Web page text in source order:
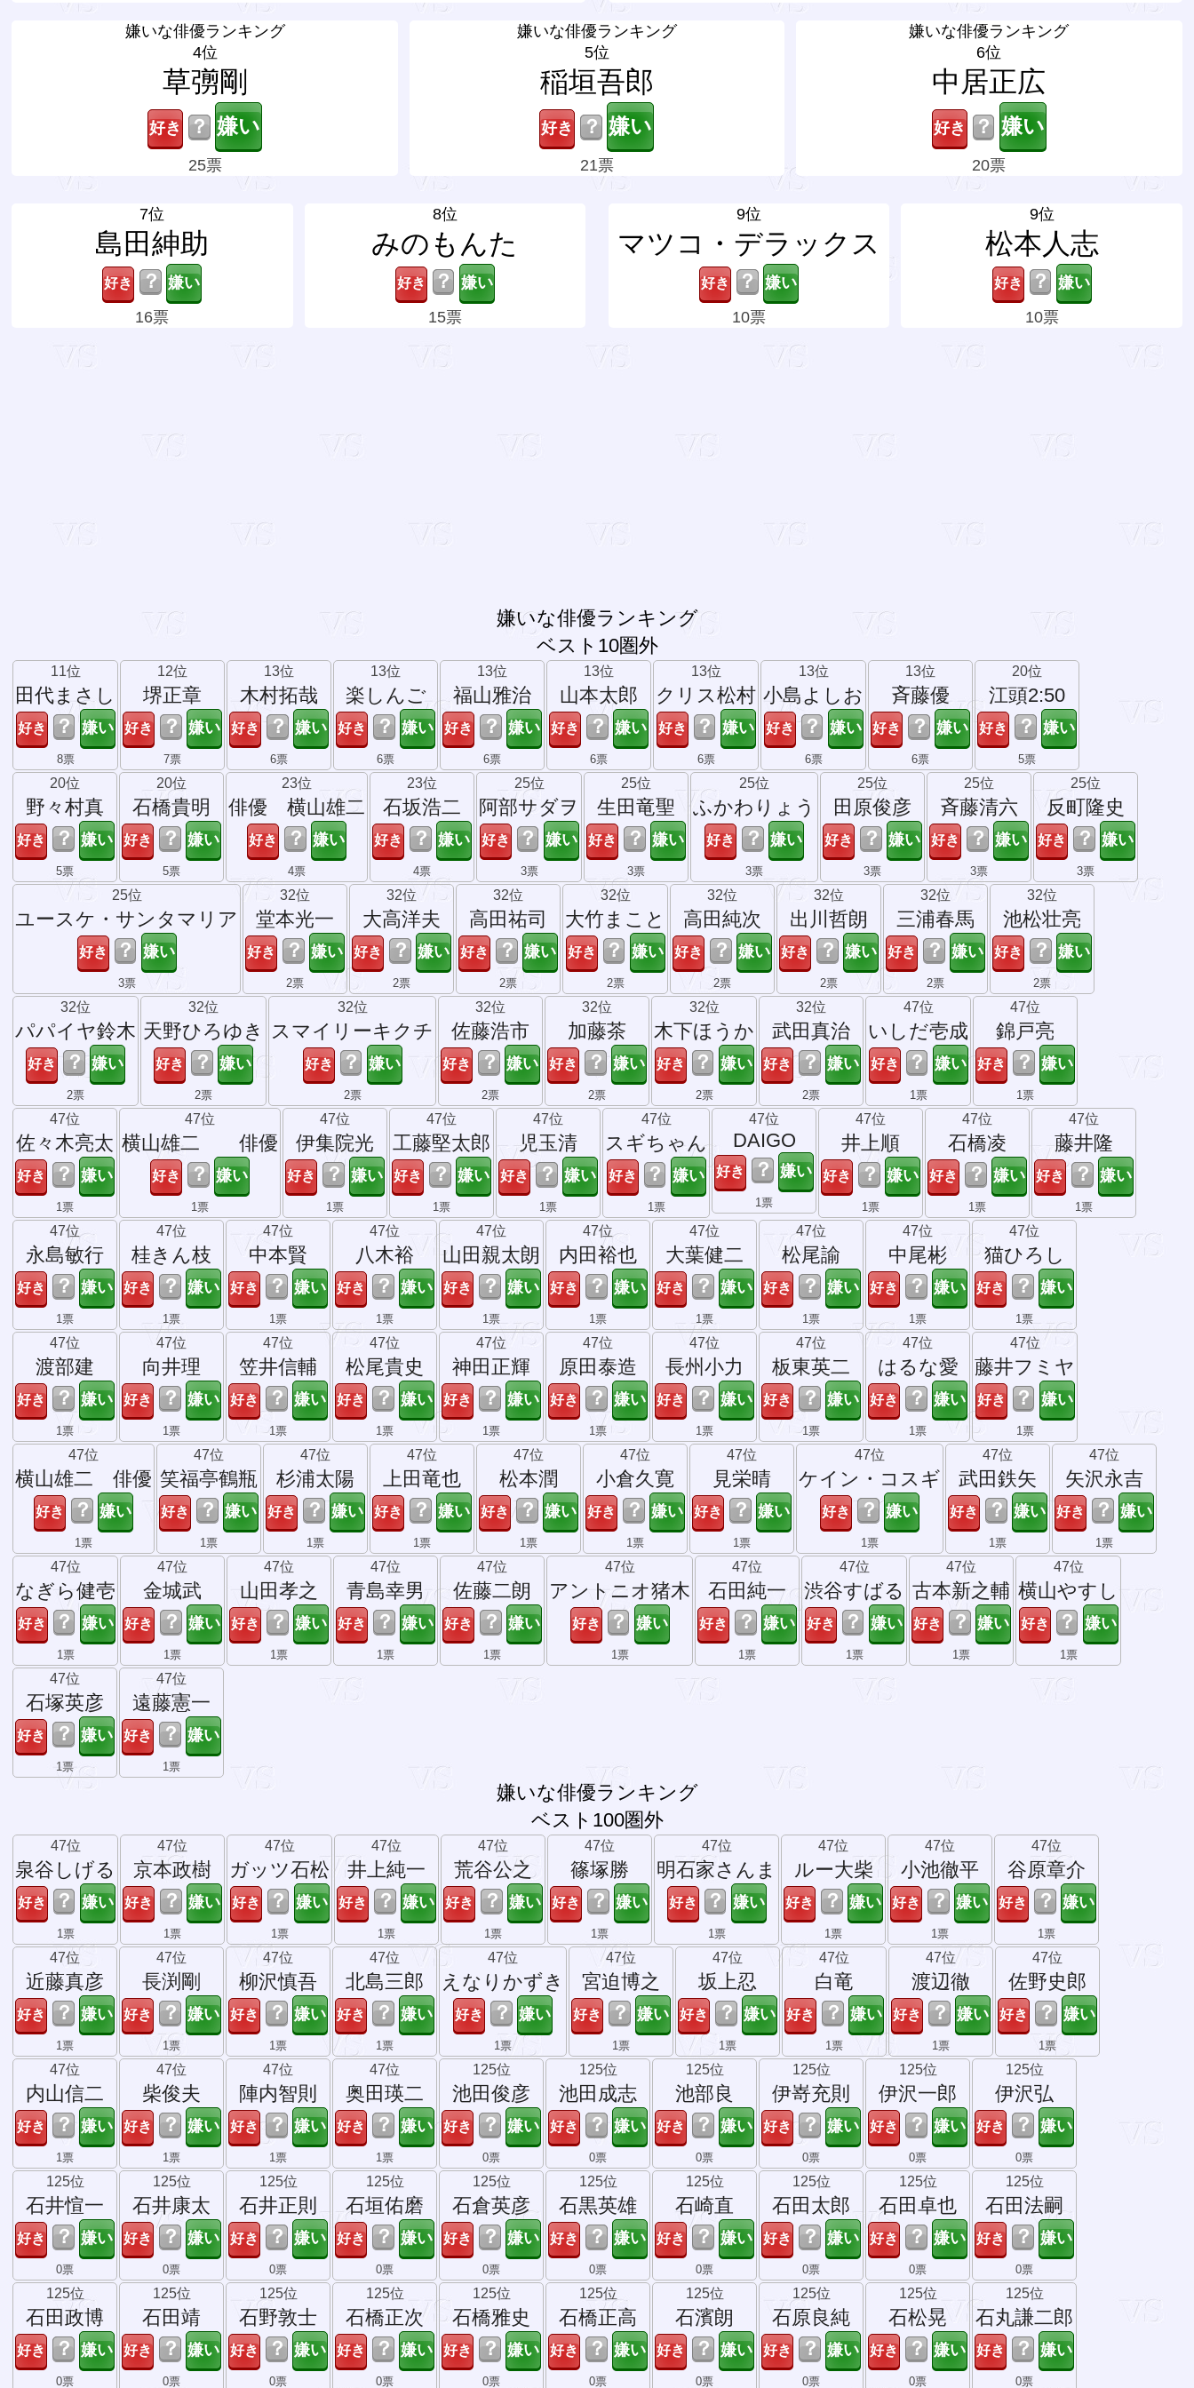
嫌いな俳優ランキング
4位
草彅剛
？
25票
嫌いな俳優ランキング
5位
稲垣吾郎
？
21票
嫌いな俳優ランキング
6位
中居正広
？
20票
7位
島田紳助
？
16票
8位
みのもんた
？
15票
9位
マツコ・デラックス
？
10票
9位
松本人志
？
10票
嫌いな俳優ランキング
ベスト10圏外
11位
田代まさし
？
8票
12位
堺正章
？
7票
13位
木村拓哉
？
6票
13位
楽しんご
？
6票
13位
福山雅治
？
6票
13位
山本太郎
？
6票
13位
クリス松村
？
6票
13位
小島よしお
？
6票
13位
斉藤優
？
6票
20位
江頭2:50
？
5票
20位
野々村真
？
5票
20位
石橋貴明
？
5票
23位
俳優 横山雄二
？
4票
23位
石坂浩二
？
4票
25位
阿部サダヲ
？
3票
25位
生田竜聖
？
3票
25位
ふかわりょう
？
3票
25位
田原俊彦
？
3票
25位
斉藤清六
？
3票
25位
反町隆史
？
3票
25位
ユースケ・サンタマリア
？
3票
32位
堂本光一
？
2票
32位
大高洋夫
？
2票
32位
高田祐司
？
2票
32位
大竹まこと
？
2票
32位
高田純次
？
2票
32位
出川哲朗
？
2票
32位
三浦春馬
？
2票
32位
池松壮亮
？
2票
32位
パパイヤ鈴木
？
2票
32位
天野ひろゆき
？
2票
32位
スマイリーキクチ
？
2票
32位
佐藤浩市
？
2票
32位
加藤茶
？
2票
32位
木下ほうか
？
2票
32位
武田真治
？
2票
47位
いしだ壱成
？
1票
47位
錦戸亮
？
1票
47位
佐々木亮太
？
1票
47位
横山雄二 俳優
？
1票
47位
伊集院光
？
1票
47位
工藤堅太郎
？
1票
47位
児玉清
？
1票
47位
スギちゃん
？
1票
47位
DAIGO
？
1票
47位
井上順
？
1票
47位
石橋凌
？
1票
47位
藤井隆
？
1票
47位
永島敏行
？
1票
47位
桂きん枝
？
1票
47位
中本賢
？
1票
47位
八木裕
？
1票
47位
山田親太朗
？
1票
47位
内田裕也
？
1票
47位
大葉健二
？
1票
47位
松尾諭
？
1票
47位
中尾彬
？
1票
47位
猫ひろし
？
1票
47位
渡部建
？
1票
47位
向井理
？
1票
47位
笠井信輔
？
1票
47位
松尾貴史
？
1票
47位
神田正輝
？
1票
47位
原田泰造
？
1票
47位
長州小力
？
1票
47位
板東英二
？
1票
47位
はるな愛
？
1票
47位
藤井フミヤ
？
1票
47位
横山雄二 俳優
？
1票
47位
笑福亭鶴瓶
？
1票
47位
杉浦太陽
？
1票
47位
上田竜也
？
1票
47位
松本潤
？
1票
47位
小倉久寛
？
1票
47位
見栄晴
？
1票
47位
ケイン・コスギ
？
1票
47位
武田鉄矢
？
1票
47位
矢沢永吉
？
1票
47位
なぎら健壱
？
1票
47位
金城武
？
1票
47位
山田孝之
？
1票
47位
青島幸男
？
1票
47位
佐藤二朗
？
1票
47位
アントニオ猪木
？
1票
47位
石田純一
？
1票
47位
渋谷すばる
？
1票
47位
古本新之輔
？
1票
47位
横山やすし
？
1票
47位
石塚英彦
？
1票
47位
遠藤憲一
？
1票
嫌いな俳優ランキング
ベスト100圏外
47位
泉谷しげる
？
1票
47位
京本政樹
？
1票
47位
ガッツ石松
？
1票
47位
井上純一
？
1票
47位
荒谷公之
？
1票
47位
篠塚勝
？
1票
47位
明石家さんま
？
1票
47位
ルー大柴
？
1票
47位
小池徹平
？
1票
47位
谷原章介
？
1票
47位
近藤真彦
？
1票
47位
長渕剛
？
1票
47位
柳沢慎吾
？
1票
47位
北島三郎
？
1票
47位
えなりかずき
？
1票
47位
宮迫博之
？
1票
47位
坂上忍
？
1票
47位
白竜
？
1票
47位
渡辺徹
？
1票
47位
佐野史郎
？
1票
47位
内山信二
？
1票
47位
柴俊夫
？
1票
47位
陣内智則
？
1票
47位
奥田瑛二
？
1票
125位
池田俊彦
？
0票
125位
池田成志
？
0票
125位
池部良
？
0票
125位
伊嵜充則
？
0票
125位
伊沢一郎
？
0票
125位
伊沢弘
？
0票
125位
石井愃一
？
0票
125位
石井康太
？
0票
125位
石井正則
？
0票
125位
石垣佑磨
？
0票
125位
石倉英彦
？
0票
125位
石黒英雄
？
0票
125位
石崎直
？
0票
125位
石田太郎
？
0票
125位
石田卓也
？
0票
125位
石田法嗣
？
0票
125位
石田政博
？
0票
125位
石田靖
？
0票
125位
石野敦士
？
0票
125位
石橋正次
？
0票
125位
石橋雅史
？
0票
125位
石橋正高
？
0票
125位
石濱朗
？
0票
125位
石原良純
？
0票
125位
石松晃
？
0票
125位
石丸謙二郎
？
0票